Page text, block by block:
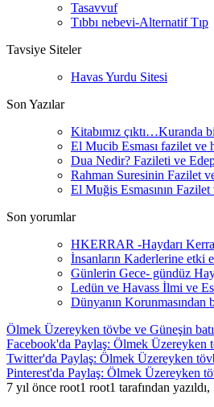
Tasavvuf
Tıbbı nebevi-Alternatif Tıp
Tavsiye Siteler
Havas Yurdu Sitesi
Son Yazılar
Kitabımız çıktı…Kuranda
El Mucib Esması fazilet ve
Dua Nedir? Fazileti ve
Rahman Suresinin Fazilet
El Muğis Esmasının Fazilet
Son yorumlar
HKERRAR -Haydarı
İnsanların Kaderlerine etki
Günlerin Gece- gündüz
Ledün ve Havass İlmi ve
Dünyanın
Ölmek Üzereyken tövbe ve Güneşin
Facebook'da Paylaş: Ölmek Üzereyken
Twitter'da Paylaş: Ölmek Üzereyken
Pinterest'da Paylaş: Ölmek Üzereyken
7 yıl önce root1 root1 tarafından